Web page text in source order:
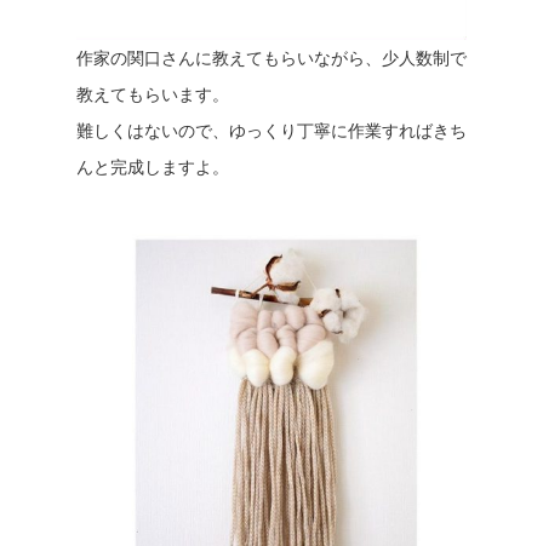
作家の関口さんに教えてもらいながら、少人数制で
教えてもらいます。
難しくはないので、ゆっくり丁寧に作業すればきち
んと完成しますよ。